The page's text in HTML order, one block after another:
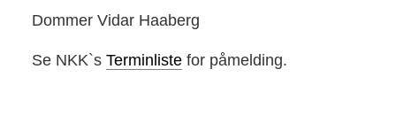
Dommer Vidar Haaberg
Se NKK`s Terminlistefor påmelding.